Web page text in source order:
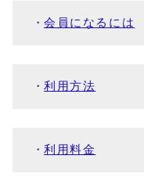
会員になるには
利用方法
利用料金